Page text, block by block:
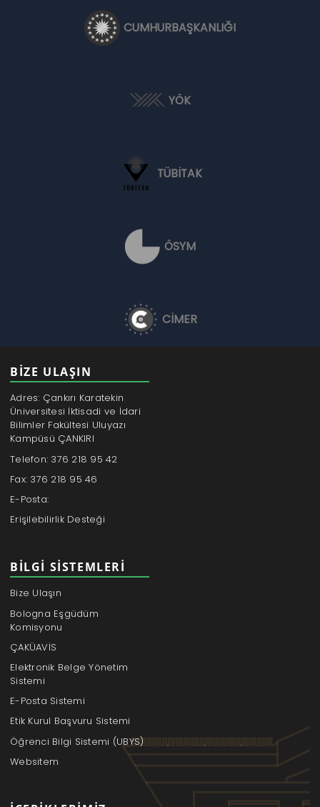
31
CUMHURBAŞKANLIĞI
YÖK
TÜBİTAK
ÖSYM
CİMER
BİZE ULAŞIN
Adres: Çankırı Karatekin
Üniversitesi İktisadi ve İdari
Bilimler Fakültesi Uluyazı
Kampüsü ÇANKIRI
Telefon: 376 218 95 42
Fax: 376 218 95 46
E-Posta:
Erişilebilirlik Desteği
BILGI SISTEMLERI
Bize Ulaşın
Bologna Eşgüdüm
Komisyonu
ÇAKÜAVİS
Elektronik Belge Yönetim
Sistemi
E-Posta Sistemi
Etik Kurul Başvuru Sistemi
Öğrenci Bilgi Sistemi (UBYS)
Websitem